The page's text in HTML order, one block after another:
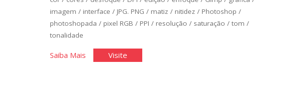
imagem / interface / JPG. PNG / matiz / nitidez / Photoshop /
photoshopada / pixel RGB / PPI / resolução / saturação / tom /
tonalidade
Saiba Mais"EdiçãoVisite"Edição